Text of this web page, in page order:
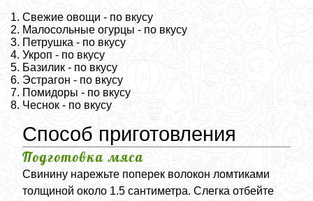
Свежие овощи - по вкусу
Малосольные огурцы - по вкусу
Петрушка - по вкусу
Укроп - по вкусу
Базилик - по вкусу
Эстрагон - по вкусу
Помидоры - по вкусу
Чеснок - по вкусу
Способ приготовления
Подготовка мяса
Свинину нарежьте поперек волокон ломтиками
толщиной около 1.5 сантиметра. Слегка отбейте